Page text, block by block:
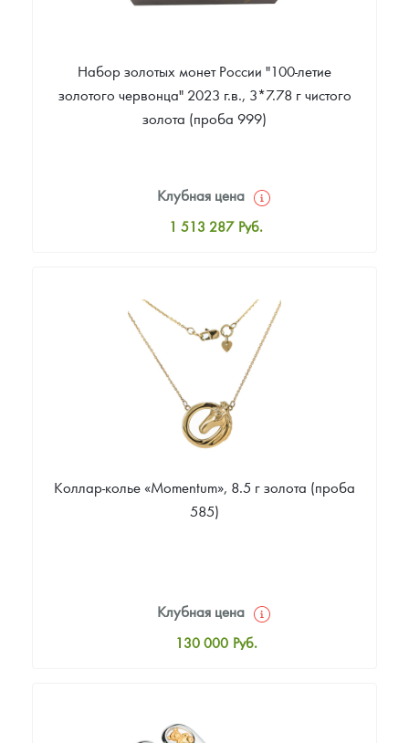
Набор золотых монет России "100-летие
золотого червонца" 2023 г.в., 3*7.78 г чистого
золота (проба 999)
Клубная цена
1 513 287 Руб.
Цена выкупа
Звоните
Коллар-колье «Momentum», 8.5 г золота (проба
585)
Клубная цена
130 000 Руб.
Цена выкупа